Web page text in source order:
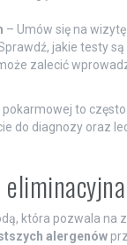
– Umów się na
jakie testy
zalecić
to
do diagnozy oraz
która pozwala
alergenów